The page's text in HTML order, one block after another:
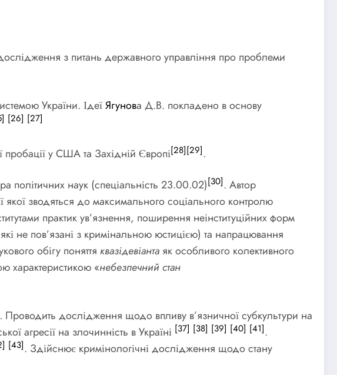
з питань державного управління про проблеми
України. ІдеїЯгунова Д.В. покладено в основу
[26] [27]
у США та Західній Європі[28][29].
політичних наук (спеціальність 23.00.02)[30]. Автор
якої зводяться до максимального соціального контролю
практик ув’язнення, поширення неінституційних форм
не пов’язані з кримінальною юстицією) та напрацювання
обігу поняття квазідевіанта як особливого колективного
характеристикою «небезпечний стан
Проводить дослідження щодо впливу в’язничної субкультури на
агресії на злочинність в Україні [37] [38] [39] [40] [41].
[43]. Здійснює кримінологічні дослідження щодо стану